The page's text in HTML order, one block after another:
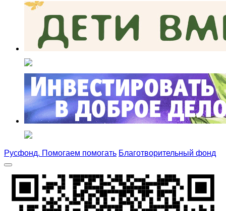
Русфонд. Помогаем помогать Благотворительный фонд